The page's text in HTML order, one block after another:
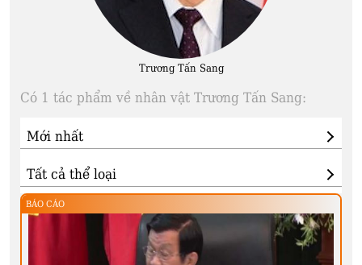
Trương Tấn Sang
Có 1 tác phẩm về nhân vật Trương Tấn Sang:
BÁO CÁO